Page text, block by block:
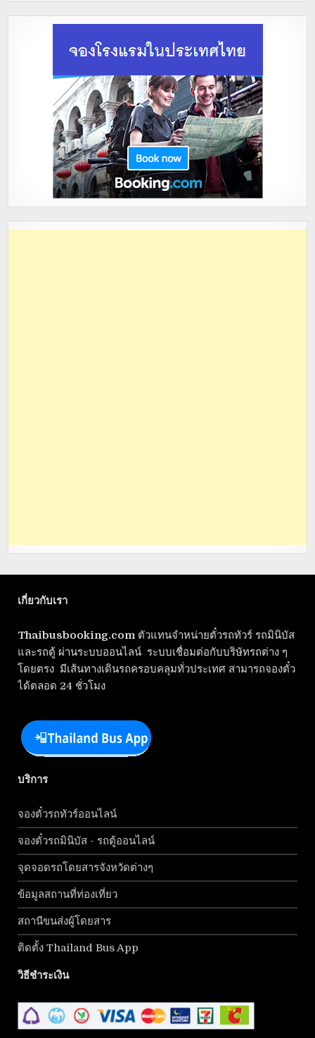
เกี่ยวกับเรา
Thaibusbooking.com ตัวแทนจำหน่ายตั๋วรถทัวร์ รถมินิบัส
และรถตู้ ผ่านระบบออนไลน์ ระบบเชื่อมต่อกับบริษัทรถต่าง ๆ
โดยตรง มีเส้นทางเดินรถครอบคลุมทั่วประเทศ สามารถจองตั๋ว
ได้ตลอด 24 ชั่วโมง
บริการ
จองตั๋วรถทัวร์ออนไลน์
จองตั๋วรถมินิบัส - รถตู้ออนไลน์
จุดจอดรถโดยสารจังหวัดต่างๆ
ข้อมูลสถานที่ท่องเที่ยว
สถานีขนส่งผู้โดยสาร
ติดตั้ง Thailand Bus App
วิธีชำระเงิน